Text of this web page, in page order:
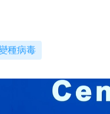
種病毒